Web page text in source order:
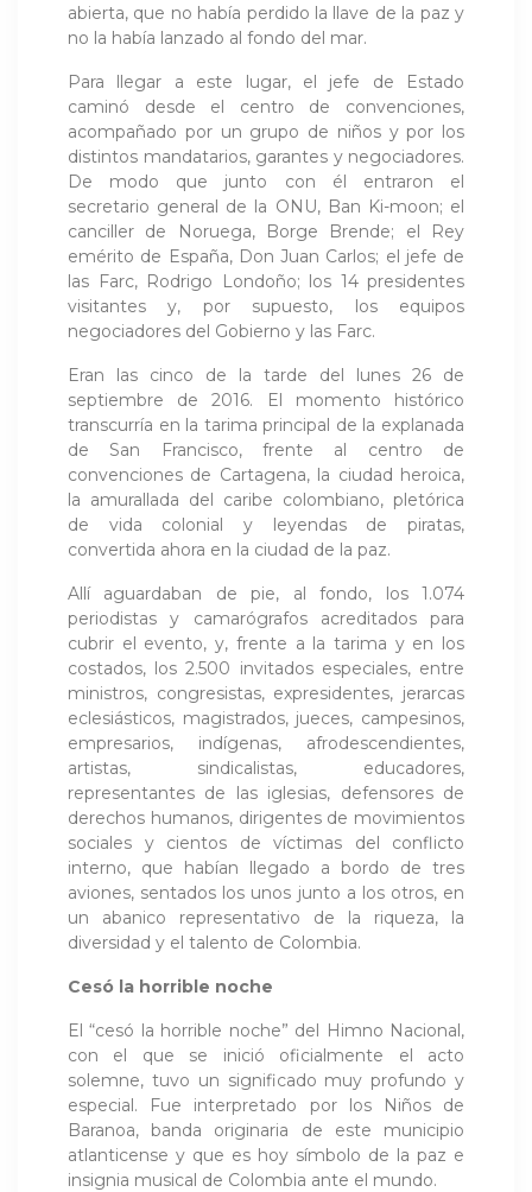
abierta, que no había perdido la llave de la paz y
no la había lanzado al fondo del mar.
Para llegar a este lugar, el jefe de Estado
caminó desde el centro de convenciones,
acompañado por un grupo de niños y por los
distintos mandatarios, garantes y negociadores.
De modo que junto con él entraron el
secretario general de la ONU, Ban Ki-moon; el
canciller de Noruega, Borge Brende; el Rey
emérito de España, Don Juan Carlos; el jefe de
las Farc, Rodrigo Londoño; los 14 presidentes
visitantes y, por supuesto, los equipos
negociadores del Gobierno y las Farc.
Eran las cinco de la tarde del lunes 26 de
septiembre de 2016. El momento histórico
transcurría en la tarima principal de la explanada
de San Francisco, frente al centro de
convenciones de Cartagena, la ciudad heroica,
la amurallada del caribe colombiano, pletórica
de vida colonial y leyendas de piratas,
convertida ahora en la ciudad de la paz.
Allí aguardaban de pie, al fondo, los 1.074
periodistas y camarógrafos acreditados para
cubrir el evento, y, frente a la tarima y en los
costados, los 2.500 invitados especiales, entre
ministros, congresistas, expresidentes, jerarcas
eclesiásticos, magistrados, jueces, campesinos,
empresarios, indígenas, afrodescendientes,
artistas, sindicalistas, educadores,
representantes de las iglesias, defensores de
derechos humanos, dirigentes de movimientos
sociales y cientos de víctimas del conflicto
interno, que habían llegado a bordo de tres
aviones, sentados los unos junto a los otros, en
un abanico representativo de la riqueza, la
diversidad y el talento de Colombia.
Cesó la horrible noche
El “cesó la horrible noche” del Himno Nacional,
con el que se inició oficialmente el acto
solemne, tuvo un significado muy profundo y
especial. Fue interpretado por los Niños de
Baranoa, banda originaria de este municipio
atlanticense y que es hoy símbolo de la paz e
insignia musical de Colombia ante el mundo.